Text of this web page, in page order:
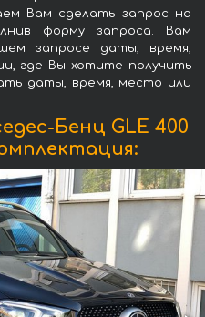
Вам сделать запрос на
форму запроса. Вам
запросе даты, время,
где Вы хотите получить
даты, время, место или
Бенц GLE 400